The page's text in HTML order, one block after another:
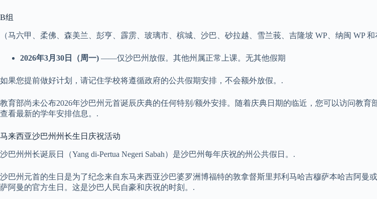
B组
（马六甲、柔佛、森美兰、彭亨、霹雳、玻璃市、槟城、沙巴、砂拉越、雪兰莪、吉隆坡 WP、纳闽 WP 和
2026年3月30日（周一) ——仅沙巴州放假。其他州属正常上课。无其他假期
如果您提前做好计划，请记住学校将遵循政府的公共假期安排，不会额外放假。.
教育部尚未公布2026年沙巴州元首诞辰庆典的任何特别/额外安排。随着庆典日期的临近，您可以访问教育
查看最新的学年安排信息。.
马来西亚沙巴州州长生日庆祝活动
沙巴州州长诞辰日（Yang di-Pertua Negeri Sabah）是沙巴州每年庆祝的州公共假日。.
沙巴州元首的生日是为了纪念来自东马来西亚沙巴婆罗洲博福特的敦拿督斯里邦利马哈吉穆萨本哈吉阿曼
萨阿曼的官方生日。这是沙巴人民自豪和庆祝的时刻。.